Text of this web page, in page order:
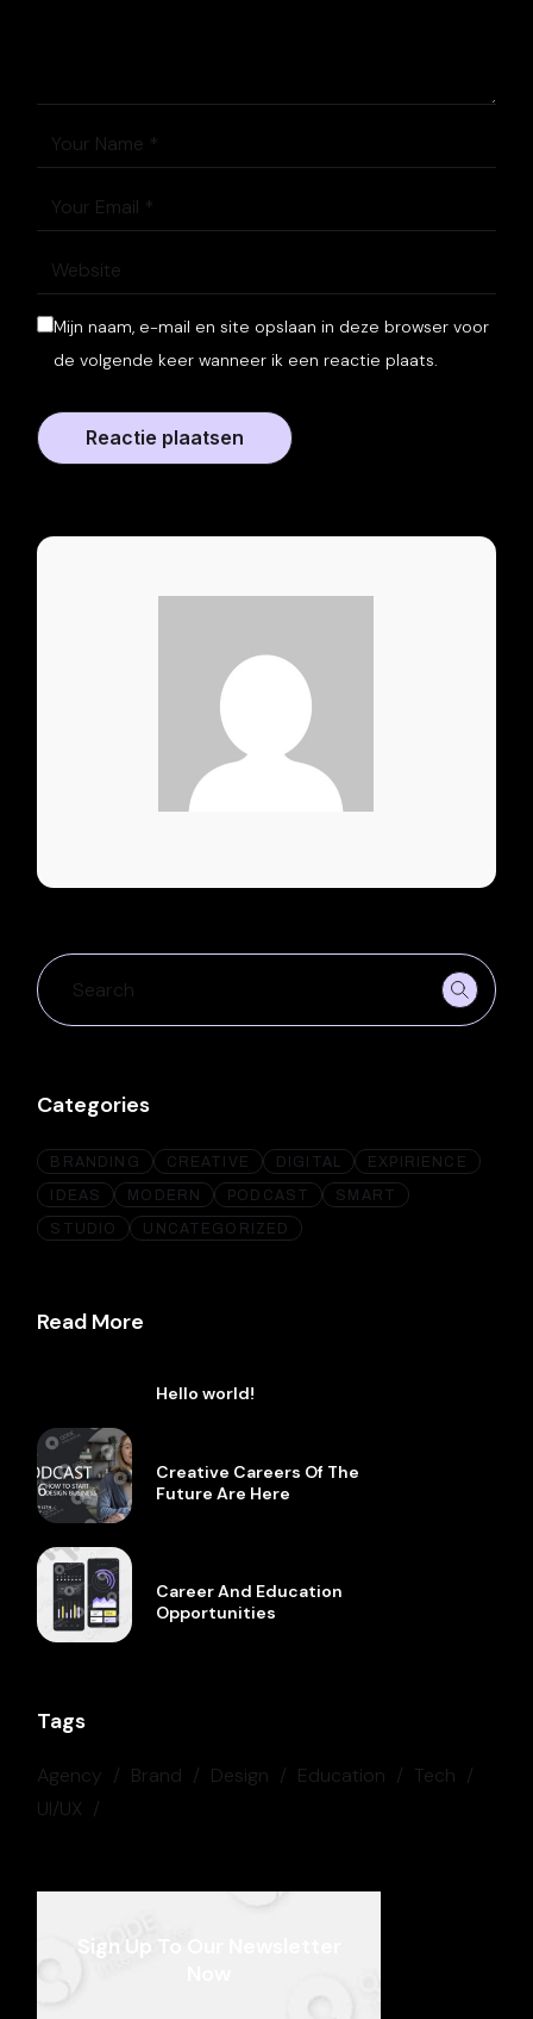
Mijn naam, e-mail en site opslaan in deze browser voor
de volgende keer wanneer ik een reactie plaats.
Reactie plaatsen
Categories
BRANDING CREATIVE DIGITAL
EXPIRIENCE
IDEAS
MODERN PODCAST
SMART
STUDIO
UNCATEGORIZED
Read More
Hello world!
Creative Careers Of The
Future Are Here
Career And Education
Opportunities
Tags
Agency Brand Design Education
Tech
UI/UX
Sign Up To Our Newsletter